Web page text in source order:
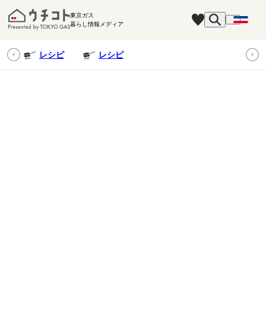
東京ガス
暮らし情報メディア
レシピ レシピ